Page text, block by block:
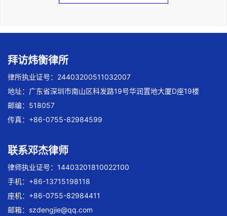
拜访炜衡律所
律所执业证号：24403200511032007
地址：广东省深圳市南山区科发路19号华润置地大厦D座19楼
邮编：518057
传真：+86-0755-82984599
联系邓杰律师
律师执业证号：14403201810022100
手机：+86-13715198118
座机：+86-0755-82984411
邮箱： szdengjie@qq.com